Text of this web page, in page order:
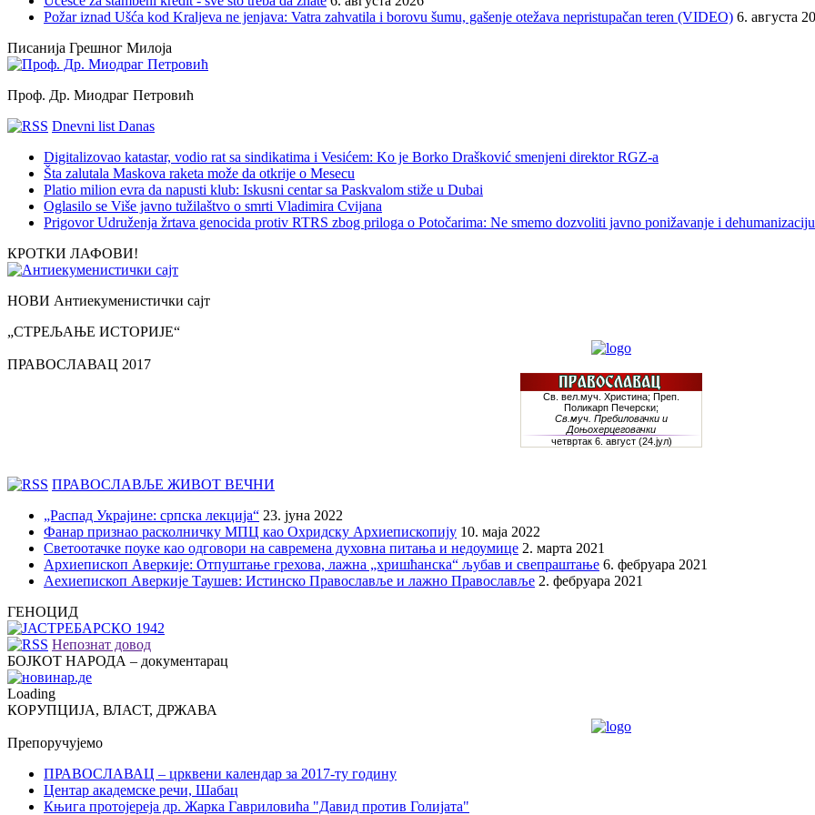
Požar iznad Ušća kod Kraljeva ne jenjava: Vatra zahvatila i borovu šumu, gašenje otežava nepristupačan teren (VIDEO) 6. августа
Писанија Грешног Милоја
Проф. Др. Миодраг Петровић
Dnevni list Danas
Digitalizovao katastar, vodio rat sa sindikatima i Vesićem: Ko je Borko Drašković smenjeni direktor RGZ-a
Šta zalutala Maskova raketa može da otkrije o Mesecu
Platio milion evra da napusti klub: Iskusni centar sa Paskvalom stiže u Dubai
Oglasilo se Više javno tužilaštvo o smrti Vladimira Cvijana
Prigovor Udruženja žrtava genocida protiv RTRS zbog priloga o Potočarima: Ne smemo dozvoliti javno ponižavanje i
КРОТКИ ЛАФОВИ!
НОВИ Антиекуменистички сајт
„СТРЕЉАЊЕ ИСТОРИЈЕ“
ПРАВОСЛАВАЦ 2017
ПРАВОСЛАВЉЕ ЖИВОТ ВЕЧНИ
„Распад Украјине: српска лекција“ 23. јуна 2022
Фанар признао расколничку МПЦ као Охридску Архиепископију 10. маја 2022
Светоотачке поуке као одговори на савремена духовна питања и недоумице 2. марта 2021
Архиепископ Аверкије: Отпуштање грехова, лажна „хришћанска“ љубав и свепраштање 6. фебруара 2021
Аехиепископ Аверкије Таушев: Истинско Православље и лажно Православље 2. фебруара 2021
ГЕНОЦИД
Непознат довод
БОЈКОТ НАРОДА – документарац
Loading
КОРУПЦИЈА, ВЛАСТ, ДРЖАВА
Препоручујемо
ПРАВОСЛАВАЦ – црквени календар за 2017-ту годину
Центар академске речи, Шабац
Књига протојереја др. Жарка Гавриловића "Давид против Голијата"